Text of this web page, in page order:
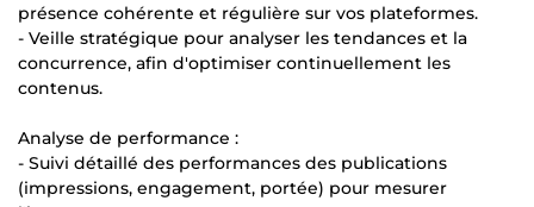
présence cohérente et régulière sur vos plateformes.
- Veille stratégique pour analyser les tendances et la
concurrence, afin d'optimiser continuellement les
contenus.
Analyse de performance :
- Suivi détaillé des performances des publications
(impressions, engagement, portée) pour mesurer